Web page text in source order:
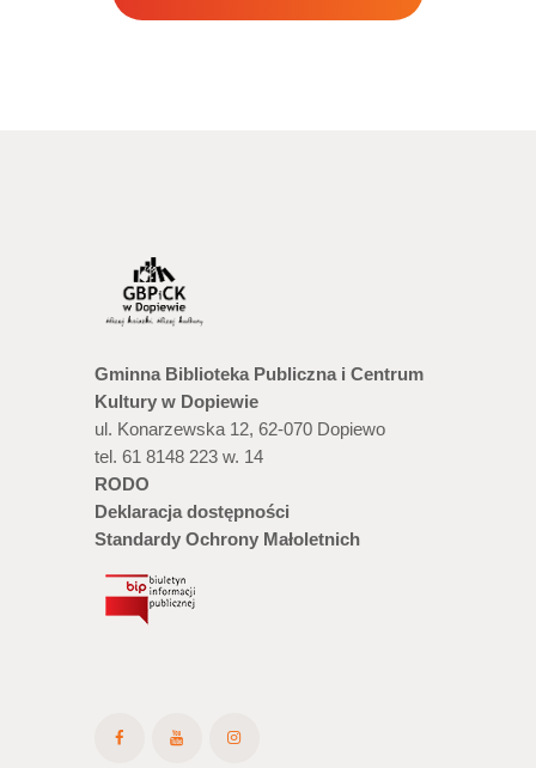
Gminna Biblioteka Publiczna i Centrum
Kultury w Dopiewie
ul. Konarzewska 12, 62-070 Dopiewo
tel. 61 8148 223 w. 14
RODO
Deklaracja dostępności
Standardy Ochrony Małoletnich